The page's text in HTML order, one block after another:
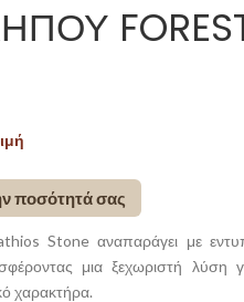
FOREST
ποσότητά σας
Stone αναπαράγει με
μια ξεχωριστή λύση
χαρακτήρα.